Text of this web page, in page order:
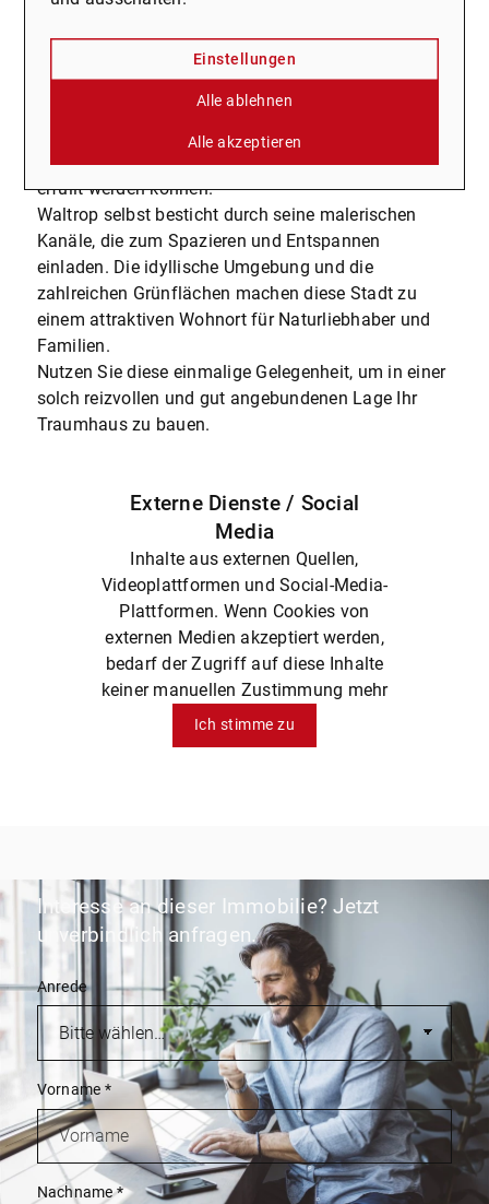
zudem eine bequeme öffentliche
In unmittelbarer Nähe finden Sie eine Vielzahl an
Einkaufsmöglichkeiten, Restaurants und Cafés.
Schulen, Kindergärten und medizinische
Einrichtungen sind ebenfalls gut erreichbar, sodass
alle Bedürfnisse des täglichen Lebens bequem
erfüllt werden können.
Waltrop selbst besticht durch seine malerischen
Kanäle, die zum Spazieren und Entspannen
einladen. Die idyllische Umgebung und die
zahlreichen Grünflächen machen diese Stadt zu
einem attraktiven Wohnort für Naturliebhaber und
Familien.
Nutzen Sie diese einmalige Gelegenheit, um in einer
solch reizvollen und gut angebundenen Lage Ihr
Traumhaus zu bauen.
Externe Dienste / Social
Media
Inhalte aus externen Quellen,
Videoplattformen und Social-Media-
Plattformen. Wenn Cookies von
externen Medien akzeptiert werden,
bedarf der Zugriff auf diese Inhalte
keiner manuellen Zustimmung mehr
Ich stimme zu
Interesse an dieser Immobilie? Jetzt
unverbindlich anfragen.
Anrede
Vorname *
Nachname*
Einstellungen
Alle ablehnen
Alle akzeptieren